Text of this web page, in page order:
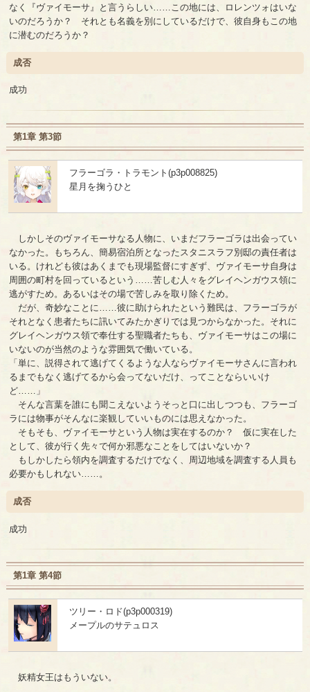
なく『ヴァイモーサ』と言うらしい……この地には、ロレンツォはいな
いのだろうか？ それとも名義を別にしているだけで、彼自身もこの地
に潜むのだろうか？
成否
成功
第1章 第3節
フラーゴラ・トラモント(p3p008825)
星月を掬うひと
しかしそのヴァイモーサなる人物に、いまだフラーゴラは出会ってい
なかった。もちろん、簡易宿泊所となったスタニスラフ別邸の責任者は
いる。けれども彼はあくまでも現場監督にすぎず、ヴァイモーサ自身は
周囲の町村を回っているという……苦しむ人々をグレイヘンガウス領に
逃がすため。あるいはその場で苦しみを取り除くため。
だが、奇妙なことに……彼に助けられたという難民は、フラーゴラが
それとなく患者たちに訊いてみたかぎりでは見つからなかった。それに
グレイヘンガウス領で奉仕する聖職者たちも、ヴァイモーサはこの場に
いないのが当然のような雰囲気で働いている。
「単に、説得されて逃げてくるような人ならヴァイモーサさんに言われ
るまでもなく逃げてるから会ってないだけ、ってことならいいけ
ど……」
そんな言葉を誰にも聞こえないようそっと口に出しつつも、フラーゴ
ラには物事がそんなに楽観していいものには思えなかった。
そもそも、ヴァイモーサという人物は実在するのか？ 仮に実在した
として、彼が行く先々で何か邪悪なことをしてはいないか？
もしかしたら領内を調査するだけでなく、周辺地域を調査する人員も
必要かもしれない……。
成否
成功
第1章 第4節
ツリー・ロド(p3p000319)
メープルのサテュロス
妖精女王はもういない。